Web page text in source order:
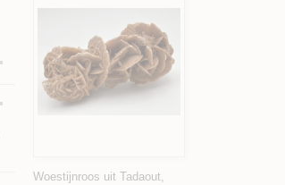
Woestijnroos uit Tadaout,